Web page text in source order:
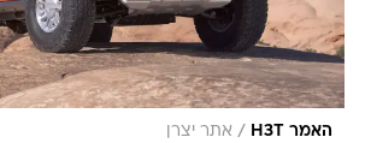
האמר H3T / אתר יצרן